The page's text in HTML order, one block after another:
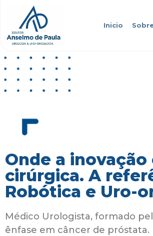
Inicio
Onde a
cirúrgica. A
Robótica e Uro-
Médico Urologista, formado
ênfase em câncer de